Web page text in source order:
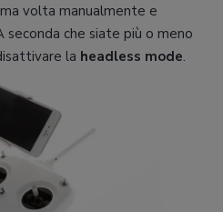
volta manualmente e
seconda che siate più o meno
la headless mode.